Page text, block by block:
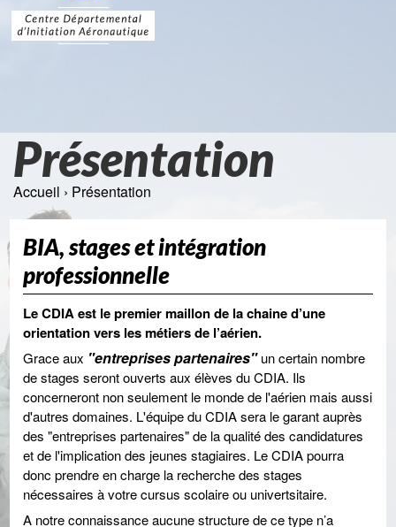
Présentation
Accueil › Présentation
BIA, stages et intégration
professionnelle
Le CDIA est le premier maillon de la chaine d’une
orientation vers les métiers de l’aérien.
Grace aux "entreprises partenaires"un certain nombre
de stages seront ouverts aux élèves du CDIA. Ils
concerneront non seulement le monde de l'aérien mais aussi
d'autres domaines. L'équipe du CDIA sera le garant auprès
des "entreprises partenaires" de la qualité des candidatures
et de l'implication des jeunes stagiaires. Le CDIA pourra
donc prendre en charge la recherche des stages
nécessaires à votre cursus scolaire ou univertsitaire.
A notre connaissance aucune structure de ce type n’a